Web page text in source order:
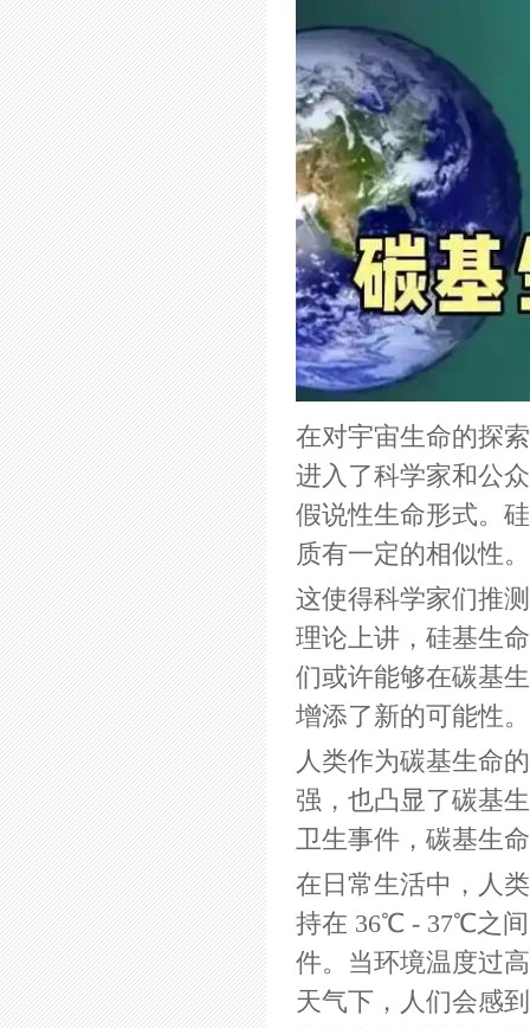
在对宇宙生命的探
进入了科学家和公
假说性生命形式。
质有一定的相似性。
这使得科学家们推
理论上讲，硅基生
们或许能够在碳基
增添了新的可能性。
人类作为碳基生命
强，也凸显了碳基
卫生事件，碳基生
在日常生活中，人
持在 36℃ - 37℃之
件。当环境温度过
天气下，人们会感